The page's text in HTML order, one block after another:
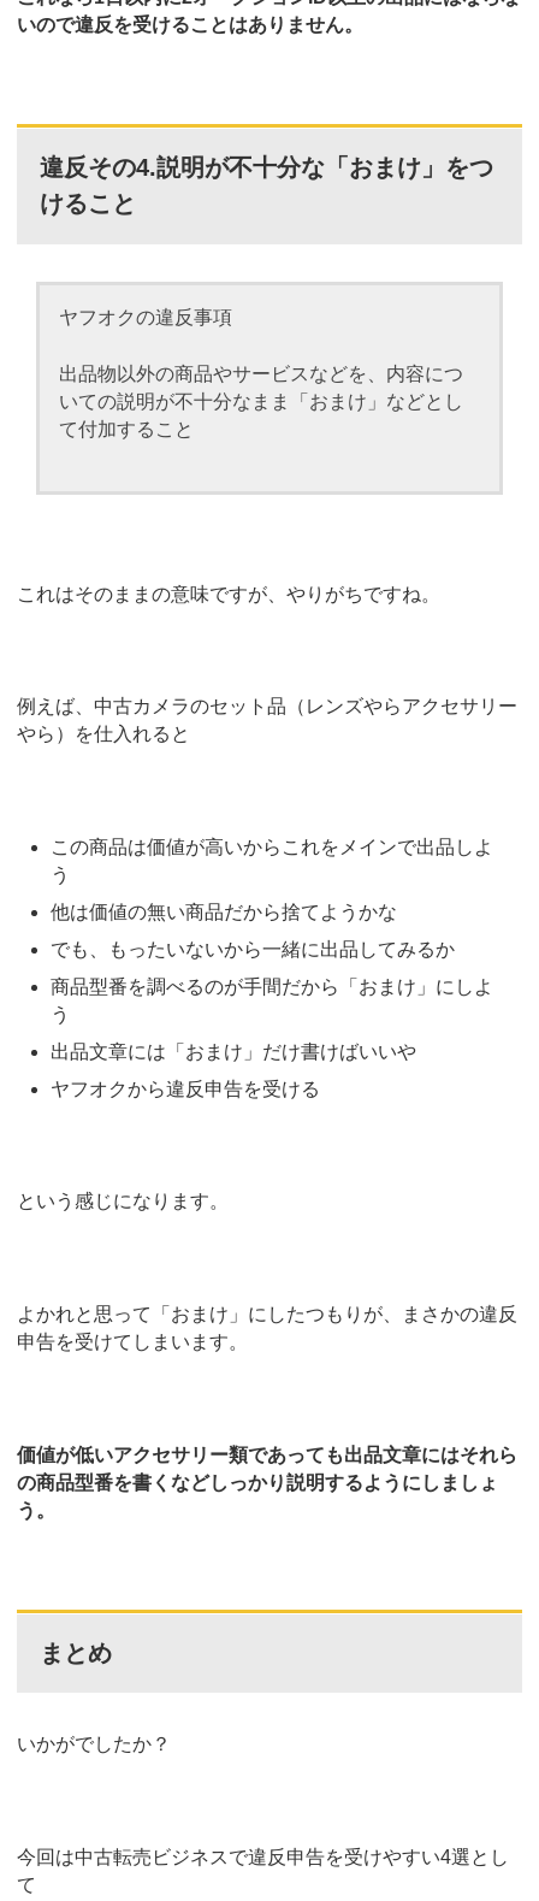
いので違反を受けることはありません。
違反その4.説明が不十分な「おまけ」をつ
けること
ヤフオクの違反事項
出品物以外の商品やサービスなどを、内容につ
いての説明が不十分なまま「おまけ」などとし
て付加すること
これはそのままの意味ですが、やりがちですね。
例えば、中古カメラのセット品（レンズやらアクセサリー
やら）を仕入れると
この商品は価値が高いからこれをメインで出品しよ
う
他は価値の無い商品だから捨てようかな
でも、もったいないから一緒に出品してみるか
商品型番を調べるのが手間だから「おまけ」にしよ
う
出品文章には「おまけ」だけ書けばいいや
ヤフオクから違反申告を受ける
という感じになります。
よかれと思って「おまけ」にしたつもりが、まさかの違反
申告を受けてしまいます。
価値が低いアクセサリー類であっても出品文章にはそれら
の商品型番を書くなどしっかり説明するようにしましょ
う。
まとめ
いかがでしたか？
今回は中古転売ビジネスで違反申告を受けやすい4選とし
て